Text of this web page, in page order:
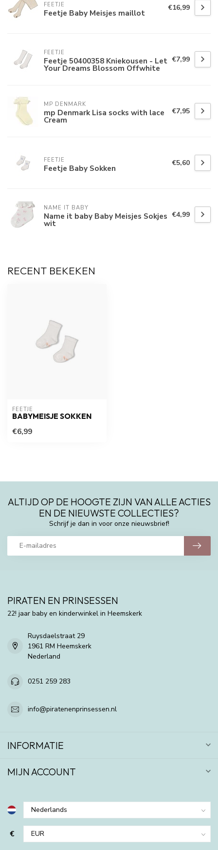
FEETJE
Feetje Baby Meisjes maillot €16,99
FEETJE
Feetje 50400358 Kniekousen - Let
Your Dreams Blossom Offwhite
€7,99
MP DENMARK
mp Denmark Lisa socks with lace
Cream
€7,95
FEETJE
Feetje Baby Sokken €5,60
NAME IT BABY
Name it baby Baby Meisjes Sokjes
wit
€4,99
RECENT BEKEKEN
FEETJE
BABYMEISJE SOKKEN
€6,99
ALTIJD OP DE HOOGTE ZIJN VAN ALLE ACTIES
EN DE NIEUWSTE COLLECTIES?
Schrijf je dan in voor onze nieuwsbrief!
PIRATEN EN PRINSESSEN
22! jaar baby en kinderwinkel in Heemskerk
Ruysdaelstraat 29
1961 RM Heemskerk
Nederland
0251 259 283
info@piratenenprinsessen.nl
INFORMATIE
MIJN ACCOUNT
€